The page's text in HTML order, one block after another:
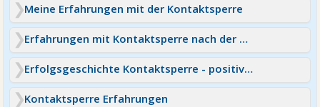
Meine Erfahrungen mit der Kontaktsperre
Erfahrungen mit Kontaktsperre nach der Trennung?
Erfolgsgeschichte Kontaktsperre - positive Erfahrungen
Kontaktsperre Erfahrungen